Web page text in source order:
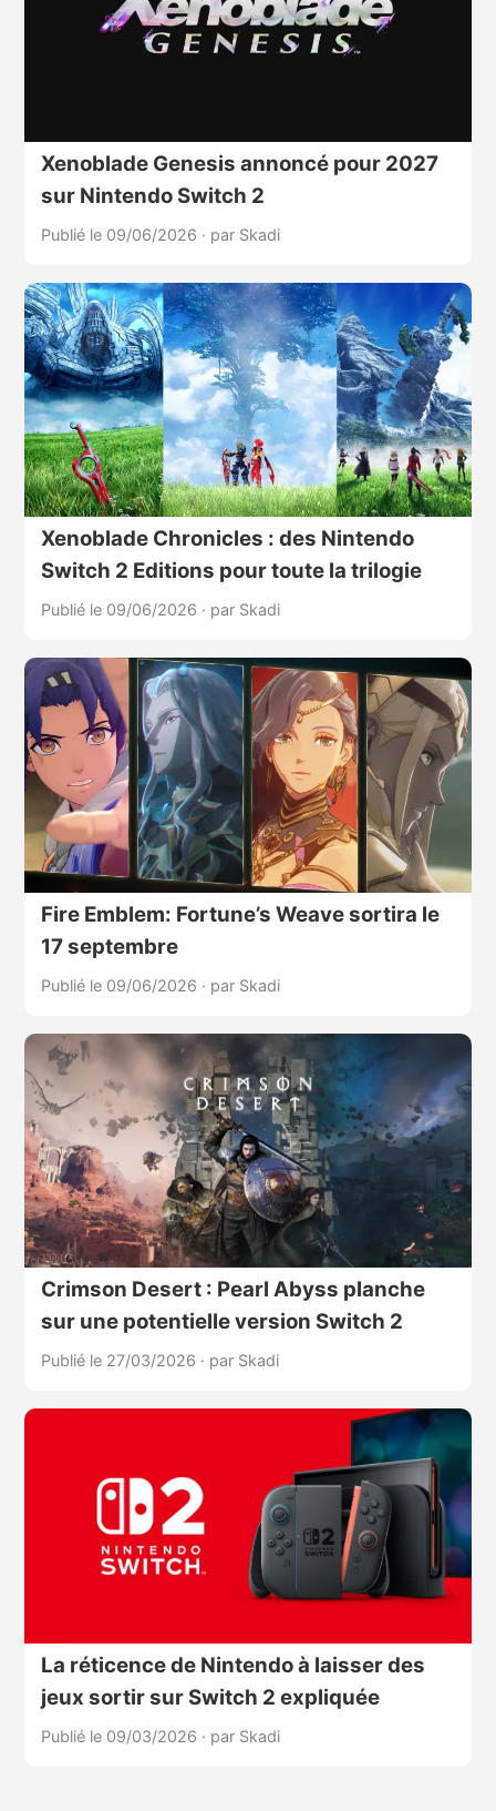
Xenoblade Genesis annoncé pour 2027
sur Nintendo Switch 2
Publié le 09/06/2026 · par Skadi
Xenoblade Chronicles : des Nintendo
Switch 2 Editions pour toute la trilogie
Publié le 09/06/2026 · par Skadi
Fire Emblem: Fortune’s Weave sortira le
17 septembre
Publié le 09/06/2026 · par Skadi
Crimson Desert : Pearl Abyss planche
sur une potentielle version Switch 2
Publié le 27/03/2026 · par Skadi
La réticence de Nintendo à laisser des
jeux sortir sur Switch 2 expliquée
Publié le 09/03/2026 · par Skadi